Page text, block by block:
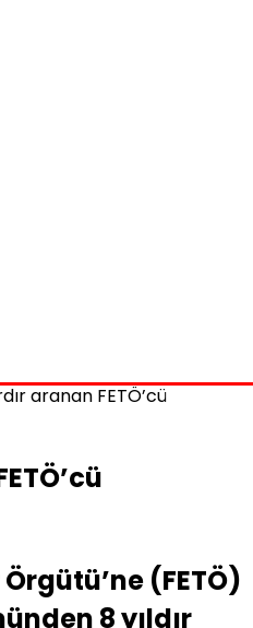
aranan FETÖ’cü
(FETÖ)
8 yıldır